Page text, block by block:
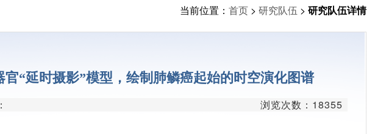
代谢组学平台
分子与细胞影像平台
当前位置： 首页 > 研究队伍 > 研究队伍详情
“延时摄影”模型，绘制肺鳞癌起始的时空演化图谱
浏览次数：18355